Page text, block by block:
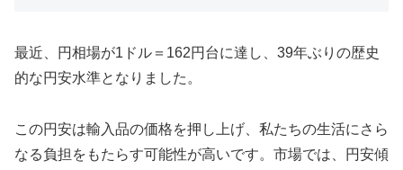
最近、円相場が1ドル＝162円台に達し、39年ぶりの歴史
的な円安水準となりました。
この円安は輸入品の価格を押し上げ、私たちの生活にさら
なる負担をもたらす可能性が高いです。市場では、円安傾